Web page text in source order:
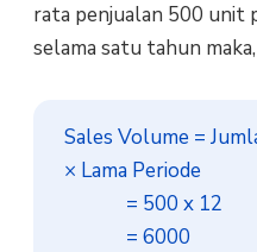
rata penjualan 500 unit
selama satu tahun
Sales Volume =
× Lama Periode
             = 6000